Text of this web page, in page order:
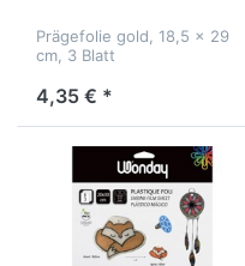
Prägefolie gold, 18,5 x 29
cm, 3 Blatt
4,35 € *